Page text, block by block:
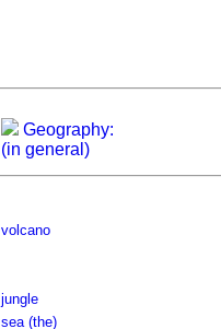
Geography:
(in general)
volcano
jungle
sea (the)